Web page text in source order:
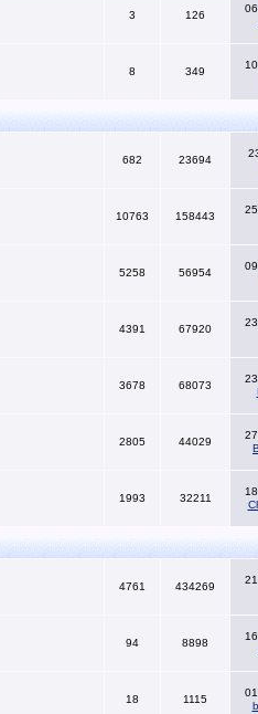
3 126
8 349
682 23694
10763 158443
5258 56954
4391 67920
3678 68073
2805 44029
1993 32211
4761 434269
94 8898
18 1115